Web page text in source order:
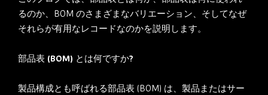
るのか、BOM のさまざまなバリエーション、そしてなぜ
それらが有用なレコードなのかを説明します。
部品表 (BOM) とは何ですか?
製品構成とも呼ばれる部品表 (BOM) は、製品またはサー